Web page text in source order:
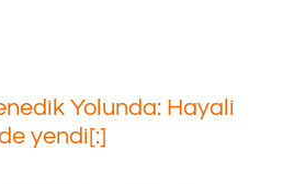
Yolunda: Hayali
yendi[:]